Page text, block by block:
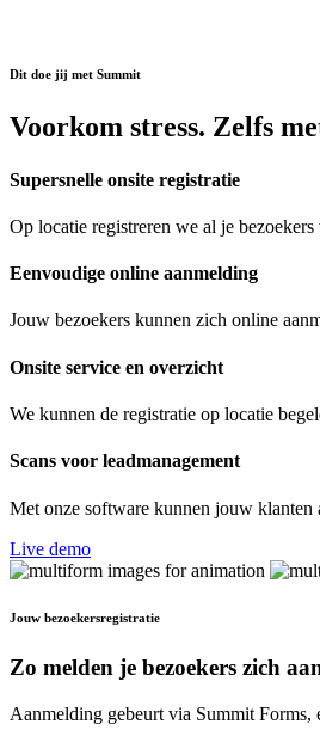
Dit doe jij met Summit
Voorkom stress. Zelfs
Supersnelle onsite registratie
Op locatie registreren we al je
Eenvoudige online aanmelding
Jouw bezoekers kunnen zich online
Onsite service en overzicht
We kunnen de registratie op locatie
Scans voor leadmanagement
Met onze software kunnen jouw klanten
Live demo
Jouw bezoekersregistratie
Zo melden je bezoekers zich
Aanmelding gebeurt via Summit Forms,